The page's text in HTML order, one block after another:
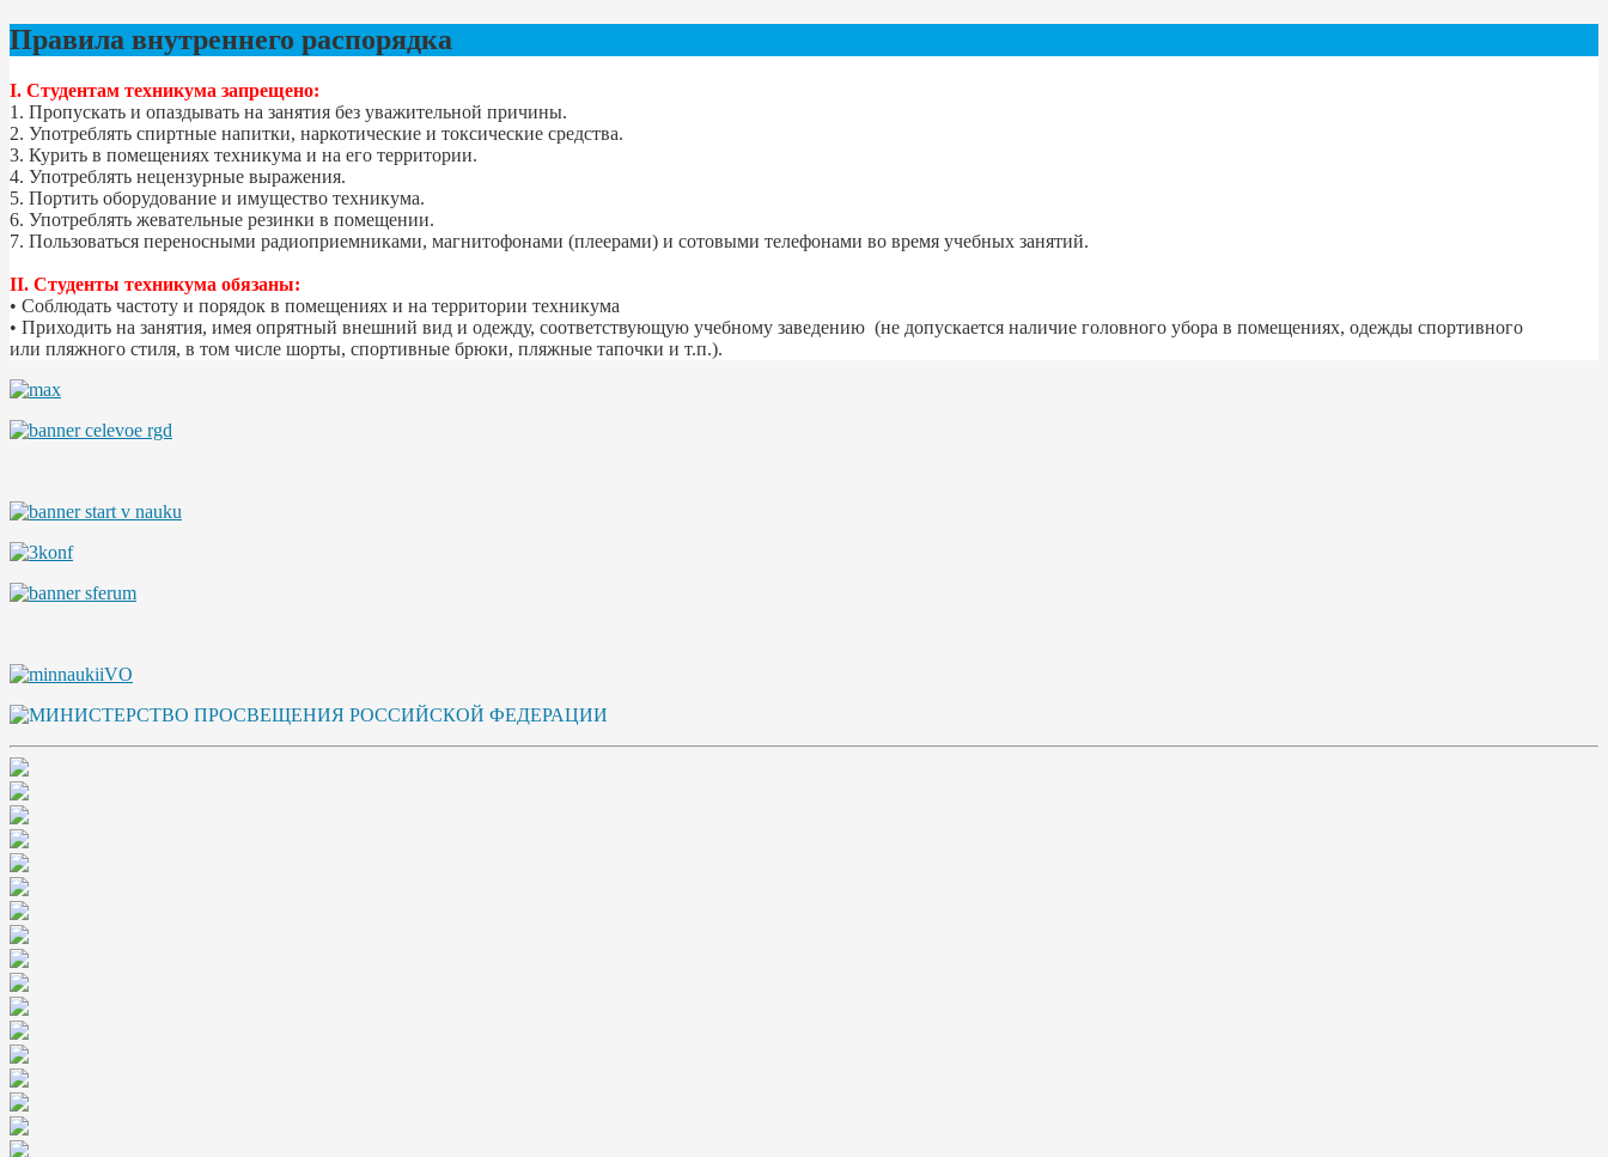
Правила внутреннего распорядка
I. Студентам техникума запрещено:
1. Пропускать и опаздывать на занятия без уважительной причины.
2. Употреблять спиртные напитки, наркотические и токсические средства.
3. Курить в помещениях техникума и на его территории.
4. Употреблять нецензурные выражения.
5. Портить оборудование и имущество техникума.
6. Употреблять жевательные резинки в помещении.
7. Пользоваться переносными радиоприемниками, магнитофонами (плеерами) и сотовыми телефонами во время учебных занятий.
II. Студенты техникума обязаны:
• Соблюдать частоту и порядок в помещениях и на территории техникума
• Приходить на занятия, имея опрятный внешний вид и одежду, соответствующую учебному заведению (не допускается наличие головного убора в помещениях, одежды спортивного
или пляжного стиля, в том числе шорты, спортивные брюки, пляжные тапочки и т.п.).